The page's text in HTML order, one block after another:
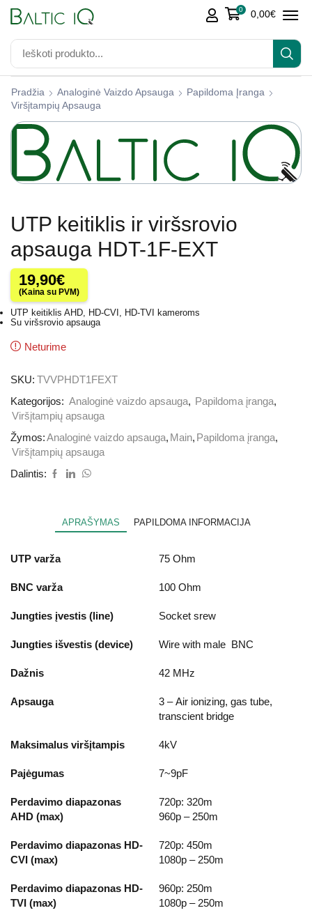
0 0,00€
Pradžia Analoginė Vaizdo Apsauga
Papildoma Įranga
Viršįtampių Apsauga
UTP keitiklis ir viršsrovio
apsauga HDT-1F-EXT
19,90€
(Kaina su PVM)
UTP keitiklis AHD, HD-CVI, HD-TVI kameroms
Su viršsrovio apsauga
Neturime
SKU: TVVPHDT1FEXT
Kategorijos: Analoginė vaizdo apsauga, Papildoma įranga,
Viršįtampių apsauga
Žymos:Analoginė vaizdo apsauga, Main, Papildoma įranga,
Viršįtampių apsauga
Dalintis:
APRAŠYMAS PAPILDOMA INFORMACIJA
UTP varža 75 Ohm
BNC varža 100 Ohm
Jungties įvestis (line) Socket srew
Jungties išvestis (device) Wire with male BNC
Dažnis 42 MHz
Apsauga 3 –Air ionizing, gas tube,
transcient bridge
Maksimalus viršįtampis 4kV
Pajėgumas 7~9pF
Perdavimo diapazonas
AHD (max)
720p: 320m
960p – 250m
Perdavimo diapazonas HD-
CVI (max)
720p: 450m
1080p – 250m
Perdavimo diapazonas HD-
TVI (max)
960p: 250m
1080p – 250m